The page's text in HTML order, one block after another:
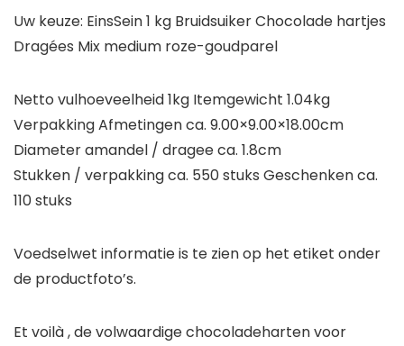
Uw keuze: EinsSein 1 kg Bruidsuiker Chocolade hartjes
Dragées Mix medium roze-goudparel
Netto vulhoeveelheid1kg Itemgewicht 1.04kg
Verpakking Afmetingen ca. 9.00×9.00×18.00cm
Diameter amandel / dragee ca. 1.8cm
Stukken / verpakkingca. 550 stuks Geschenken ca.
110 stuks
Voedselwet informatie is te zien op het etiket onder
de productfoto’s.
Et voilà , de volwaardige chocoladeharten voor